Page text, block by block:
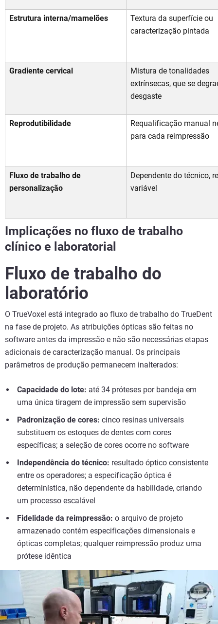
Estrutura interna/mamelões
Textura da superfície ou
caracterização pintada
Gradiente cervical
Mistura de tonalidades
extrínsecas, que se
desgaste
Reprodutibilidade
Requalificação manual
para cada reimpressão
Fluxo de trabalho de
personalização
Dependente do técnico,
variável
Implicações no fluxo de trabalho
clínico e laboratorial
Fluxo de trabalho do
laboratório
O TrueVoxel está integrado ao fluxo de trabalho do TrueDent
na fase de projeto. As atribuições ópticas são feitas no
software antes da impressão e não são necessárias etapas
adicionais de caracterização manual. Os principais
parâmetros de produção permanecem inalterados:
Capacidade do lote: até 34 próteses por bandeja em
uma única tiragem de impressão sem supervisão
Padronização de cores: cinco resinas universais
substituem os estoques de dentes com cores
específicas; a seleção de cores ocorre no software
Independência do técnico: resultado óptico consistente
entre os operadores; a especificação óptica é
determinística, não dependente da habilidade, criando
um processo escalável
Fidelidade da reimpressão: o arquivo de projeto
armazenado contém especificações dimensionais e
ópticas completas; qualquer reimpressão produz uma
prótese idêntica